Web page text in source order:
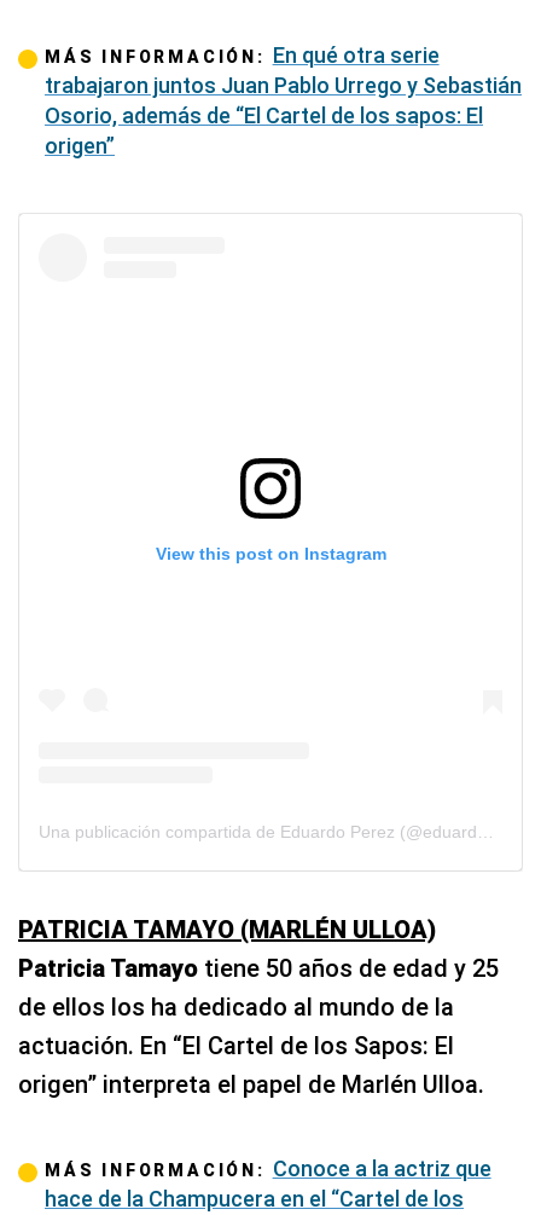
MÁS INFORMACIÓN: En qué otra serie
trabajaron juntos Juan Pablo Urrego y Sebastián
Osorio, además de “El Cartel de los sapos: El
origen”
View this post on Instagram
PATRICIA TAMAYO (MARLÉN ULLOA)
Patricia Tamayo tiene 50 años de edad y 25
de ellos los ha dedicado al mundo de la
actuación. En “El Cartel de los Sapos: El
origen” interpreta el papel de Marlén Ulloa.
MÁS INFORMACIÓN: Conoce a la actriz que
hace de la Champucera en el “Cartel de los